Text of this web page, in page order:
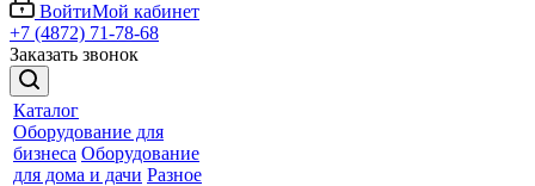
ВойтиМой кабинет
+7 (4872) 71-78-68
Заказать звонок
Каталог
Оборудование для
бизнеса Оборудование
для дома и дачи Разное